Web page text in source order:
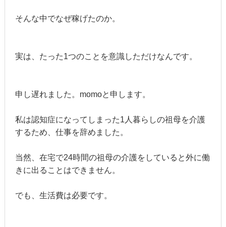
そんな中でなぜ稼げたのか。
実は、たった1つのことを意識しただけなんです。
申し遅れました。momoと申します。
私は認知症になってしまった1人暮らしの祖母を介護
するため、仕事を辞めました。
当然、在宅で24時間の祖母の介護をしていると外に働
きに出ることはできません。
でも、生活費は必要です。